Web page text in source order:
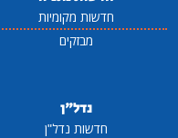
חדשות מקומיות
מבזקים
נדל"ן
חדשות נדל"ן